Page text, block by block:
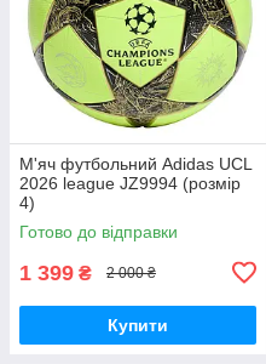
М'яч футбольний Adidas UCL
2026 league JZ9994 (розмір
4)
Готово до відправки
1 399 ₴ 2 000 ₴
Купити